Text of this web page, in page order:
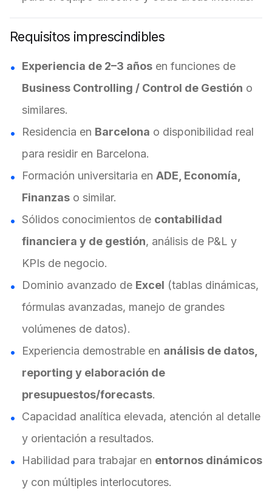
Requisitos imprescindibles
Experiencia de 2–3 años en funciones de
Business Controlling / Control de Gestión o
similares.
Residencia en Barcelona o disponibilidad real
para residir en Barcelona.
Formación universitaria en ADE, Economía,
Finanzas o similar.
Sólidos conocimientos de contabilidad
financiera y de gestión, análisis de P&L y
KPIs de negocio.
Dominio avanzado de Excel (tablas dinámicas,
fórmulas avanzadas, manejo de grandes
volúmenes de datos).
Experiencia demostrable en análisis de datos,
reporting y elaboración de
presupuestos/forecasts.
Capacidad analítica elevada, atención al detalle
y orientación a resultados.
Habilidad para trabajar en entornos dinámicos
y con múltiples interlocutores.